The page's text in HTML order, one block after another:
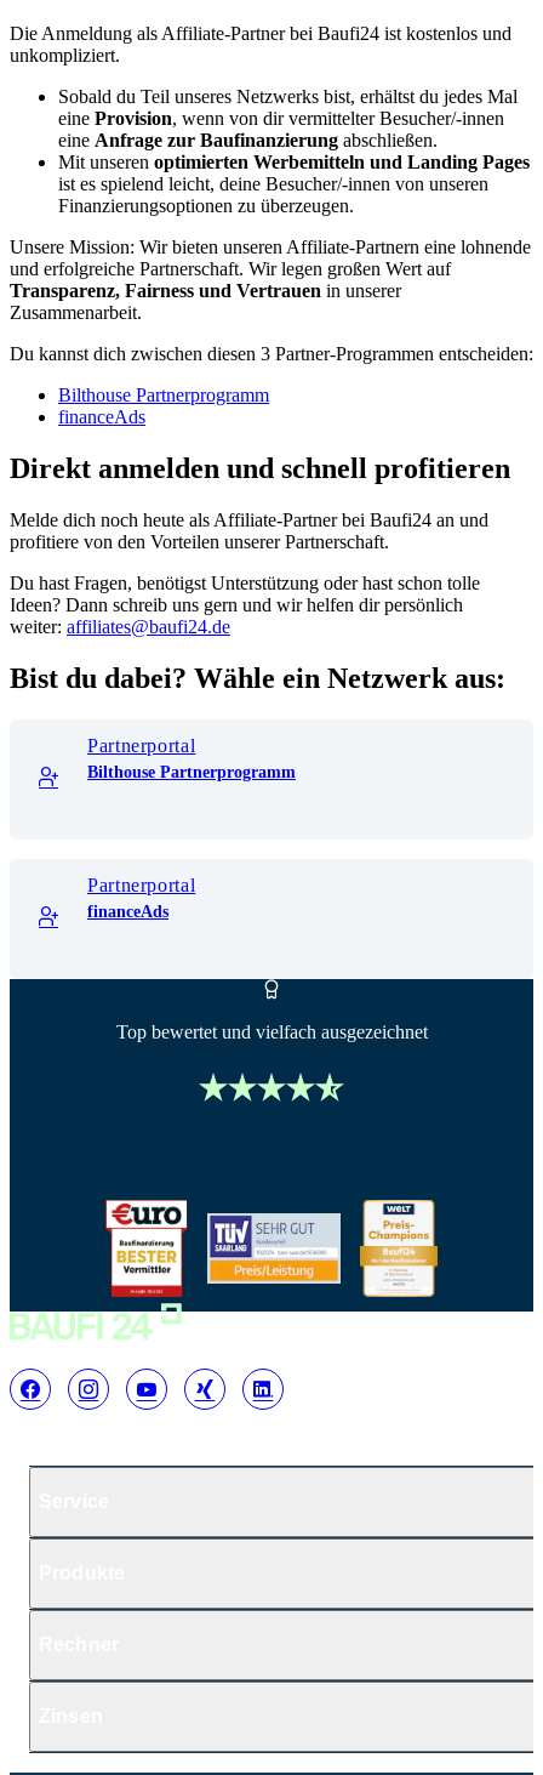
Die Anmeldung als Affiliate-Partner bei Baufi24 ist kostenlos und
unkompliziert.
Sobald du Teil unseres Netzwerks bist, erhältst du jedes Mal
eine Provision, wenn von dir vermittelter Besucher/-innen
eine Anfrage zur Baufinanzierung abschließen.
Mit unseren optimierten Werbemitteln und Landing Pages
ist es spielend leicht, deine Besucher/-innen von unseren
Finanzierungsoptionen zu überzeugen.
Unsere Mission: Wir bieten unseren Affiliate-Partnern eine lohnende
und erfolgreiche Partnerschaft. Wir legen großen Wert auf
Transparenz, Fairness und Vertrauen in unserer
Zusammenarbeit.
Du kannst dich zwischen diesen 3 Partner-Programmen entscheiden:
Bilthouse Partnerprogramm
financeAds
Direkt anmelden und schnell profitieren
Melde dich noch heute als Affiliate-Partner bei Baufi24 an und
profitiere von den Vorteilen unserer Partnerschaft.
Du hast Fragen, benötigst Unterstützung oder hast schon tolle
Ideen? Dann schreib uns gern und wir helfen dir persönlich
weiter: affiliates@baufi24.de
Bist du dabei? Wähle ein Netzwerk aus:
Partnerportal
Bilthouse Partnerprogramm
Partnerportal
financeAds
Top bewertet und vielfach ausgezeichnet